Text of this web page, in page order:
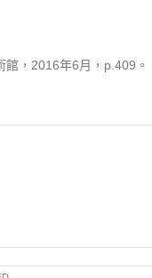
，2016年6月，p.409。